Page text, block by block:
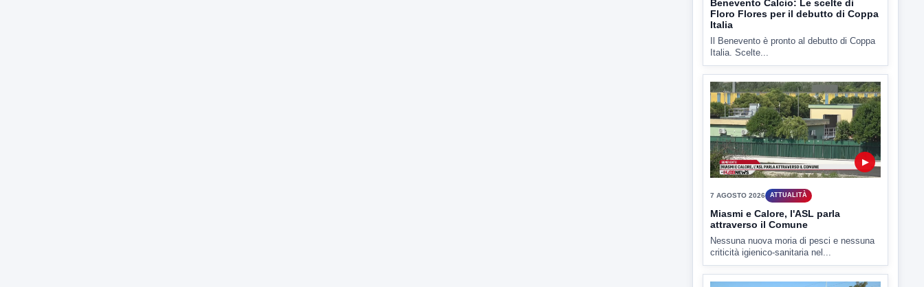
7 AGOSTO 2026 ATTUALITÀ
Miasmi e Calore, l'ASL parla
Nessuna nuova moria di pesci e nessuna
▶
CRONACA
Ponte Valentino,21enne indagato:
Incidente mortale a Ponte Valentino,